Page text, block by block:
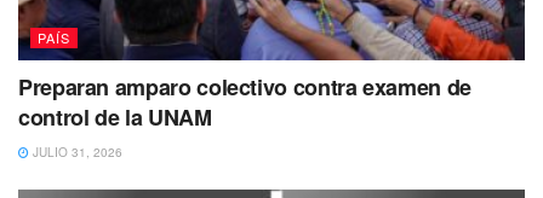
PAÍS
Preparan amparo colectivo contra examen de
control de la UNAM
JULIO 31, 2026